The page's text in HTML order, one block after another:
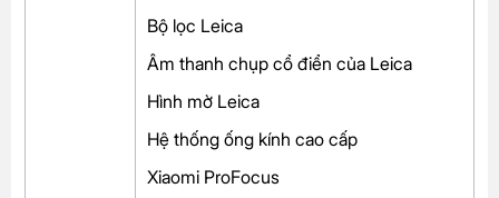
Bộ lọc Leica
Âm thanh chụp cổ điển của Leica
Hình mờ Leica
Hệ thống ống kính cao cấp
Xiaomi ProFocus